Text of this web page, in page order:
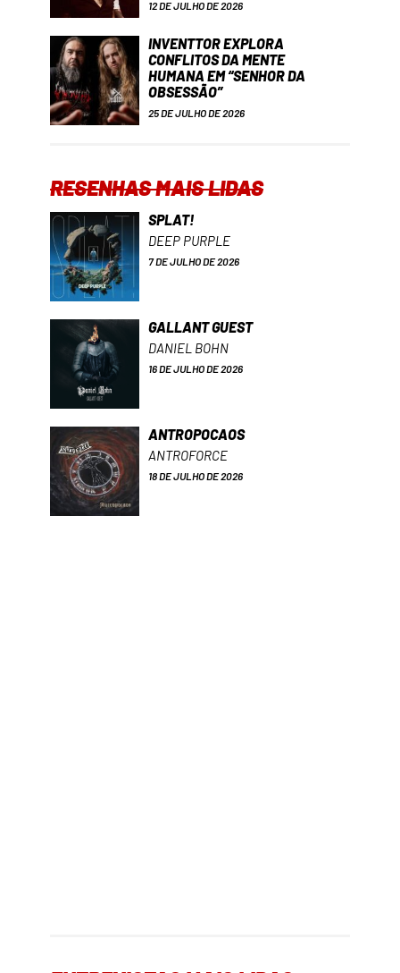
12 DE JULHO DE 2026
INVENTTOR EXPLORA
CONFLITOS DA MENTE
HUMANA EM “SENHOR DA
OBSESSÃO”
25 DE JULHO DE 2026
RESENHAS MAIS LIDAS
SPLAT!
DEEP PURPLE
7 DE JULHO DE 2026
GALLANT GUEST
DANIEL BOHN
16 DE JULHO DE 2026
ANTROPOCAOS
ANTROFORCE
18 DE JULHO DE 2026